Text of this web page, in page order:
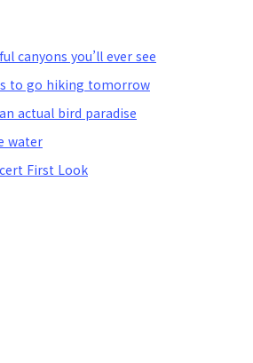
canyons you’ll ever see
to go hiking tomorrow
actual bird paradise
water
First Look